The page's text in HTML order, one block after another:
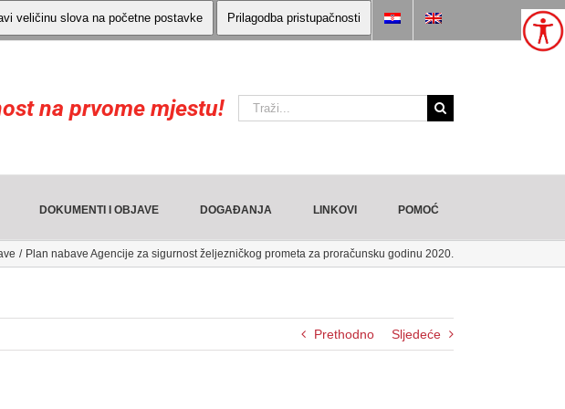
veličinu slova na početne postavke Prilagodba pristupačnosti
na prvome mjestu! Traži:
DOKUMENTI I OBJAVE DOGAĐANJA LINKOVI POMOĆ
Plan nabave Agencije za sigurnost željezničkog prometa za proračunsku godinu 2020.
Prethodno Sljedeće